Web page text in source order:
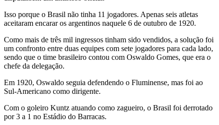
Isso porque o Brasil não tinha 11 jogadores. Apenas seis atletas
aceitaram encarar os argentinos naquele 6 de outubro de 1920.
Como mais de três mil ingressos tinham sido vendidos, a solução foi
um confronto entre duas equipes com sete jogadores para cada lado,
sendo que o time brasileiro contou com Oswaldo Gomes, que era o
chefe da delegação.
Em 1920, Oswaldo seguia defendendo o Fluminense, mas foi ao
Sul-Americano como dirigente.
Com o goleiro Kuntz atuando como zagueiro, o Brasil foi derrotado
por 3 a 1 no Estádio do Barracas.